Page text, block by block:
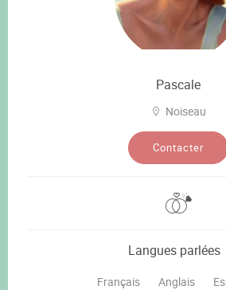
Pascale
Noiseau
Contacter
Langues parlées
Français Anglais